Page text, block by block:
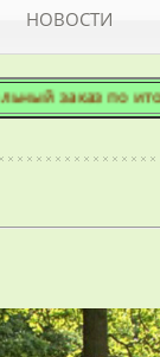
НОВОСТИ
заказ по